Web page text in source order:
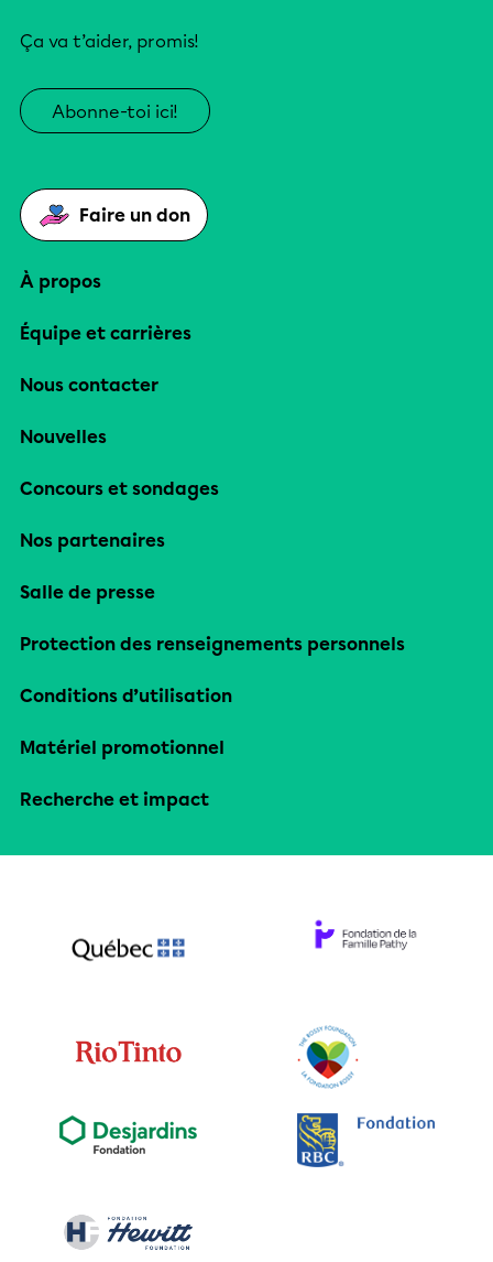
Ça va t’aider, promis!
Abonne-toi ici!
Faire un don
À propos
Équipe et carrières
Nous contacter
Nouvelles
Concours et sondages
Nos partenaires
Salle de presse
Protection des renseignements personnels
Conditions d’utilisation
Matériel promotionnel
Recherche et impact